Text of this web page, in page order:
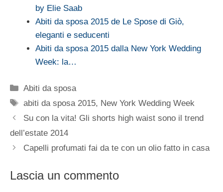
by Elie Saab
Abiti da sposa 2015 de Le Spose di Giò,
eleganti e seducenti
Abiti da sposa 2015 dalla New York Wedding
Week: la…
Categorie
Abiti da sposa
Tag
abiti da sposa 2015, New York Wedding Week
Su con la vita! Gli shorts high waist sono il trend
dell’estate 2014
Capelli profumati fai da te con un olio fatto in casa
Lascia un commento